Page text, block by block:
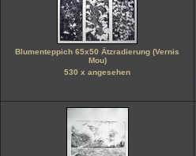
Blumenteppich 65x50 Ätzradierung (Vernis
Mou)
530 x angesehen